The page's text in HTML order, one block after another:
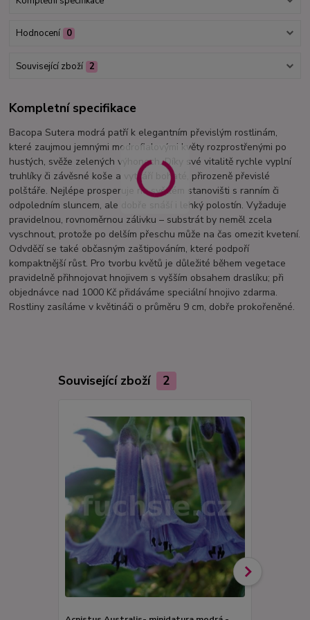
Hodnocení 0
Související zboží 2
Kompletní specifikace
Bacopa Sutera modrá patří k elegantním převislým rostlinám,
které zaujmou jemnými modrofialovými květy rozprostřenými po
hustých, svěže zelených výhonech. Díky své vitalitě rychle vyplní
truhlíky či závěsné koše a vytváří bohaté, přirozeně převislé
polštáře. Nejlépe prosperuje na světlém stanovišti s ranním či
odpoledním sluncem, ale dobře snáší i lehký polostín. Vyžaduje
pravidelnou, rovnoměrnou zálivku – substrát by neměl zcela
vyschnout, protože po delším přeschu může na čas omezit kvetení.
Odvděčí se také občasným zaštipováním, které podpoří
kompaktnější růst. Pro tvorbu květů je důležité během vegetace
pravidelně přihnojovat hnojivem s vyšším obsahem draslíku; při
objednávce nad 1000 Kč přidáváme speciální hnojivo zdarma.
Rostliny zasíláme v květináči o průměru 9 cm, dobře prokořeněné.
Související zboží 2